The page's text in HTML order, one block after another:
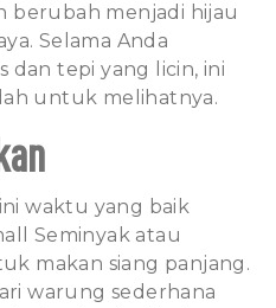
berubah menjadi hijau
Selama Anda
dan tepi yang licin, ini
untuk melihatnya.
waktu yang baik
Seminyak atau
makan siang panjang.
warung sederhana